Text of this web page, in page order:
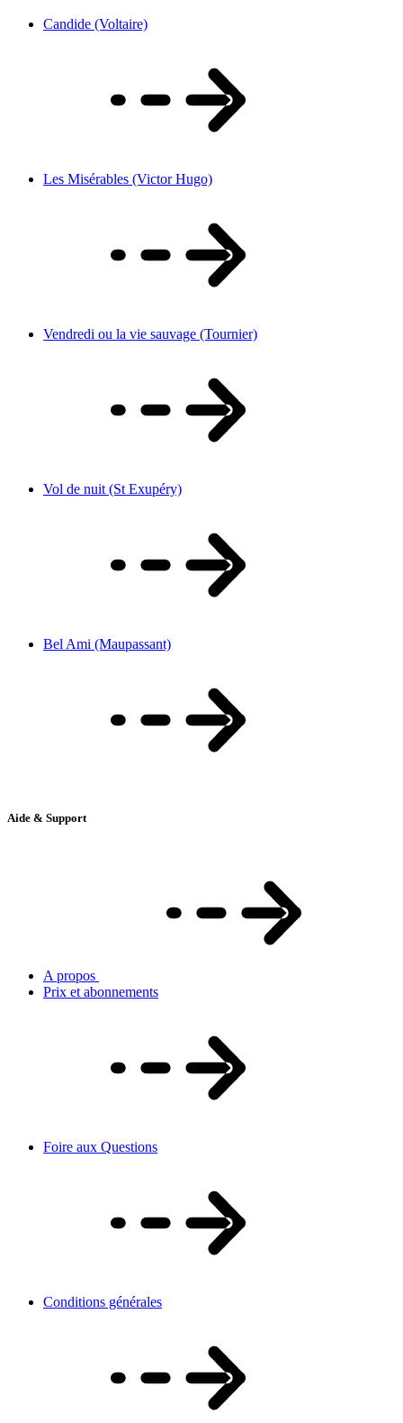
Candide (Voltaire)
Les Misérables (Victor Hugo)
Vendredi ou la vie sauvage (Tournier)
Vol de nuit (St Exupéry)
Bel Ami (Maupassant)
Aide & Support
A propos
Prix et abonnements
Foire aux Questions
Conditions générales